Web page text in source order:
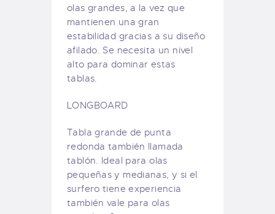
olas grandes, a la vez que
mantienen una gran
estabilidad gracias a su diseño
afilado. Se necesita un nivel
alto para dominar estas
tablas.
LONGBOARD
Tabla grande de punta
redonda también llamada
tablón. Ideal para olas
pequeñas y medianas, y si el
surfero tiene experiencia
también vale para olas